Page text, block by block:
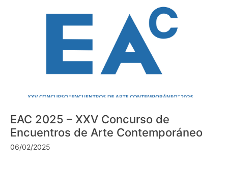
EAC 2025 – XXV Concurso de
Encuentros de Arte Contemporáneo
06/02/2025